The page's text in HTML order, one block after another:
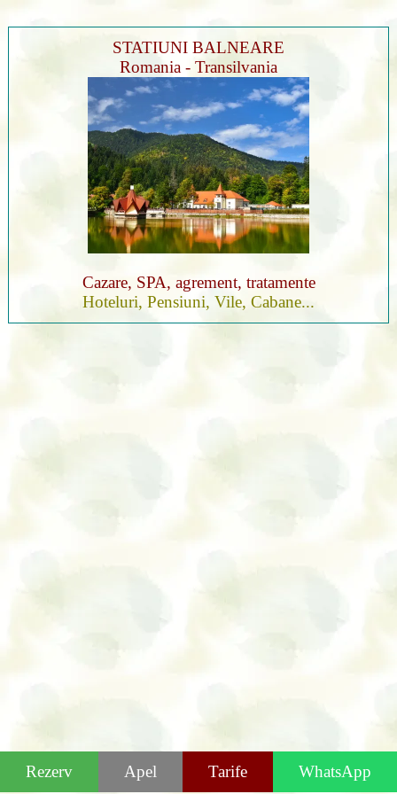
Rezerv Apel Tarife WhatsApp
STATIUNI BALNEARE
Romania - Transilvania
Cazare, SPA, agrement, tratamente
Hoteluri, Pensiuni, Vile, Cabane...